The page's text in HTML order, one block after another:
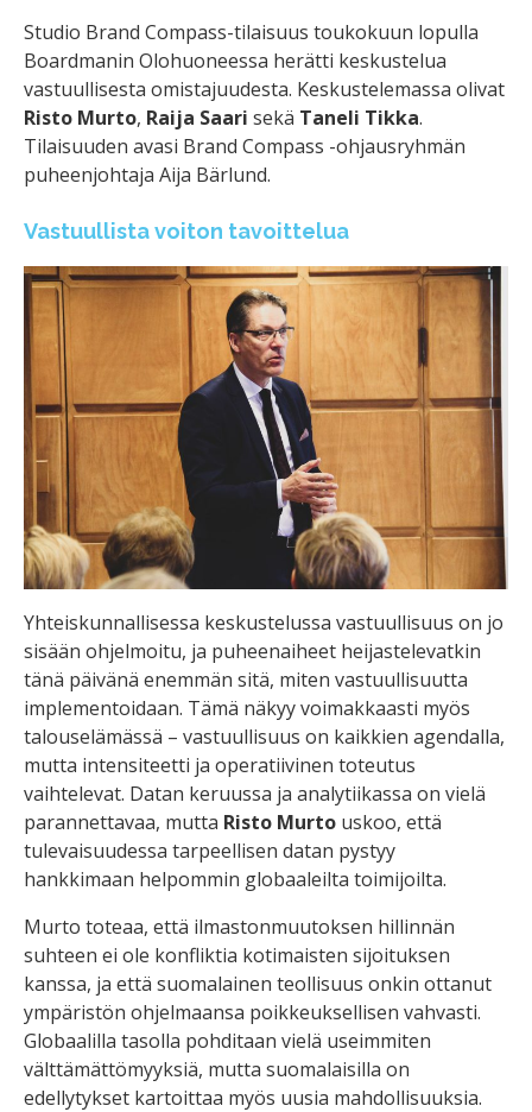
Studio Brand Compass-tilaisuus toukokuun lopulla
Boardmanin Olohuoneessa herätti keskustelua
vastuullisesta omistajuudesta. Keskustelemassa olivat
Risto Murto, Raija Saari sekä Taneli Tikka.
Tilaisuuden avasi Brand Compass -ohjausryhmän
puheenjohtaja Aija Bärlund.
Vastuullista voiton tavoittelua
Yhteiskunnallisessa keskustelussa vastuullisuus on jo
sisään ohjelmoitu, ja puheenaiheet heijastelevatkin
tänä päivänä enemmän sitä, miten vastuullisuutta
implementoidaan. Tämä näkyy voimakkaasti myös
talouselämässä – vastuullisuus on kaikkien agendalla,
mutta intensiteetti ja operatiivinen toteutus
vaihtelevat. Datan keruussa ja analytiikassa on vielä
parannettavaa, mutta Risto Murto uskoo, että
tulevaisuudessa tarpeellisen datan pystyy
hankkimaan helpommin globaaleilta toimijoilta.
Murto toteaa, että ilmastonmuutoksen hillinnän
suhteen ei ole konfliktia kotimaisten sijoituksen
kanssa, ja että suomalainen teollisuus onkin ottanut
ympäristön ohjelmaansa poikkeuksellisen vahvasti.
Globaalilla tasolla pohditaan vielä useimmiten
välttämättömyyksiä, mutta suomalaisilla on
edellytykset kartoittaa myös uusia mahdollisuuksia.